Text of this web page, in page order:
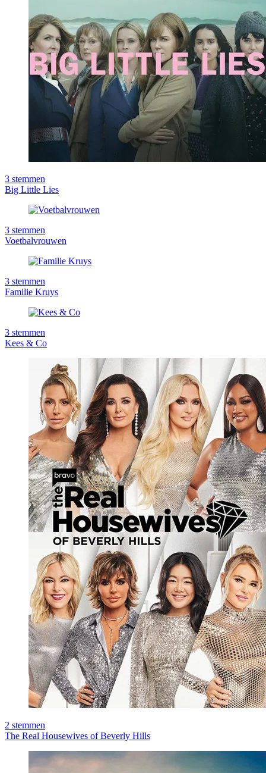
3 stemmen
Big Little Lies
3 stemmen
Voetbalvrouwen
3 stemmen
Familie Kruys
3 stemmen
Kees & Co
2 stemmen
The Real Housewives of Beverly Hills